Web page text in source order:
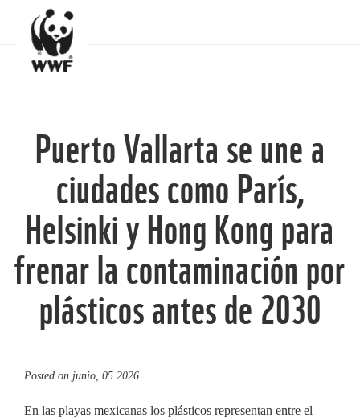
Puerto Vallarta se une a
ciudades como París,
Helsinki y Hong Kong para
frenar la contaminación por
plásticos antes de 2030
Posted on junio, 05 2026
En las playas mexicanas los plásticos representan entre el